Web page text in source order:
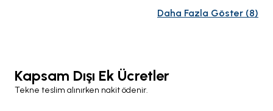
Daha Fazla Göster (8)
Kapsam Dışı Ek Ücretler
Tekne teslim alınırken nakit ödenir.